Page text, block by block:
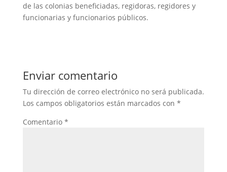
de las colonias beneficiadas, regidoras, regidores y
funcionarias y funcionarios públicos.
Enviar comentario
Tu dirección de correo electrónico no será publicada.
Los campos obligatorios están marcados con *
Comentario *